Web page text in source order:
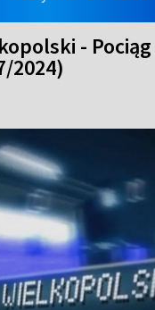
-
2024)